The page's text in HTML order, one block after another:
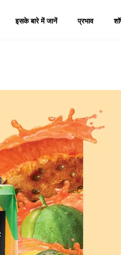
इसके बारे में जानें प्रभाव